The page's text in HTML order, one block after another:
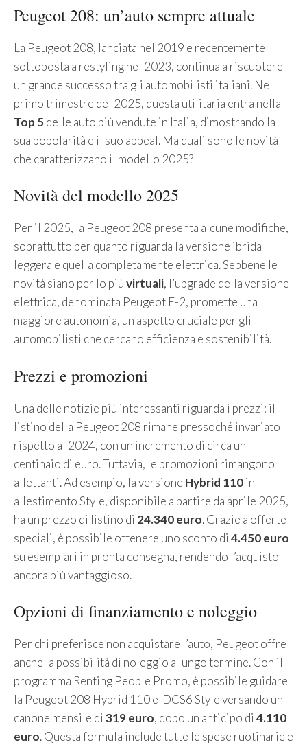
Peugeot 208: un’auto sempre attuale
La Peugeot 208, lanciata nel 2019 e recentemente
sottoposta a restyling nel 2023, continua a riscuotere
un grande successo tra gli automobilisti italiani. Nel
primo trimestre del 2025, questa utilitaria entra nella
Top 5delle auto più vendute in Italia, dimostrando la
sua popolarità e il suo appeal. Ma quali sono le novità
che caratterizzano il modello 2025?
Novità del modello 2025
Per il 2025, la Peugeot 208 presenta alcune modifiche,
soprattutto per quanto riguarda la versione ibrida
leggera e quella completamente elettrica. Sebbene le
novità siano per lo piùvirtuali, l’upgrade della versione
elettrica, denominata Peugeot E-2, promette una
maggiore autonomia, un aspetto cruciale per gli
automobilisti che cercano efficienza e sostenibilità.
Prezzi e promozioni
Una delle notizie più interessanti riguarda i prezzi: il
listino della Peugeot 208 rimane pressoché invariato
rispetto al 2024, con un incremento di circa un
centinaio di euro. Tuttavia, le promozioni rimangono
allettanti. Ad esempio, la versione Hybrid 110in
allestimento Style, disponibile a partire da aprile 2025,
ha un prezzo di listino di 24.340 euro. Grazie a offerte
speciali, è possibile ottenere uno sconto di 4.450 euro
su esemplari in pronta consegna, rendendo l’acquisto
ancora più vantaggioso.
Opzioni di finanziamento e noleggio
Per chi preferisce non acquistare l’auto, Peugeot offre
anche la possibilità di noleggio a lungo termine. Con il
programma Renting People Promo, è possibile guidare
la Peugeot 208 Hybrid 110 e-DCS6 Style versando un
canone mensile di 319 euro, dopo un anticipo di 4.110
euro. Questa formula include tutte le spese ruotinarie e